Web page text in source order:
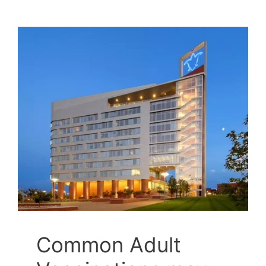
Common Adult